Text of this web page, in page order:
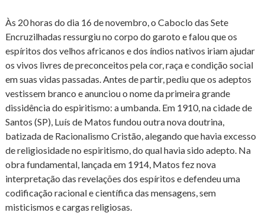
Às 20 horas do dia 16 de novembro, o Caboclo das Sete
Encruzilhadas ressurgiu no corpo do garoto e falou que os
espíritos dos velhos africanos e dos índios nativos iriam ajudar
os vivos livres de preconceitos pela cor, raça e condição social
em suas vidas passadas. Antes de partir, pediu que os adeptos
vestissem branco e anunciou o nome da primeira grande
dissidência do espiritismo: a umbanda. Em 1910, na cidade de
Santos (SP), Luís de Matos fundou outra nova doutrina,
batizada de Racionalismo Cristão, alegando que havia excesso
de religiosidade no espiritismo, do qual havia sido adepto. Na
obra fundamental, lançada em 1914, Matos fez nova
interpretação das revelações dos espíritos e defendeu uma
codificação racional e científica das mensagens, sem
misticismos e cargas religiosas.